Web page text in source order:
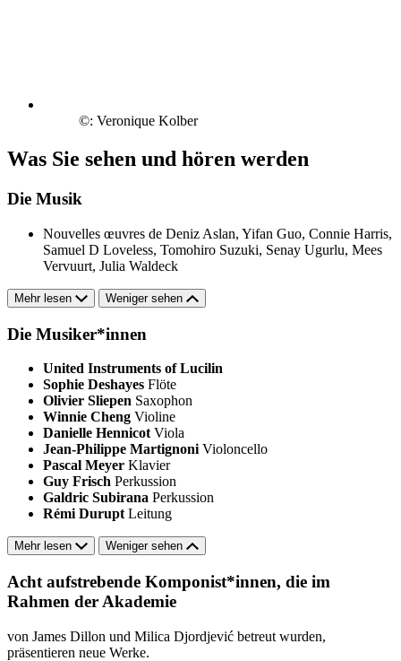
©: Veronique Kolber
Was Sie sehen und hören werden
Die Musik
Nouvelles œuvres de Deniz Aslan, Yifan Guo, Connie Harris,
Samuel D Loveless, Tomohiro Suzuki, Senay Ugurlu, Mees
Vervuurt, Julia Waldeck
Mehr lesen Weniger sehen
Die Musiker*innen
United Instruments of Lucilin
Sophie Deshayes Flöte
Olivier Sliepen Saxophon
Winnie Cheng Violine
Danielle Hennicot Viola
Jean-Philippe Martignoni Violoncello
Pascal Meyer Klavier
Guy Frisch Perkussion
Galdric Subirana Perkussion
Rémi Durupt Leitung
Mehr lesen Weniger sehen
Acht aufstrebende Komponist*innen, die im
Rahmen der Akademie
von James Dillon und Milica Djordjević betreut wurden,
präsentieren neue Werke.